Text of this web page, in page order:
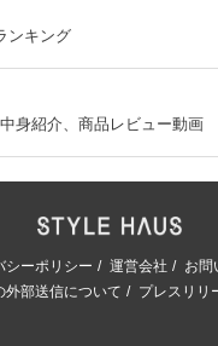
ランキング
身紹介、商品レビュー動画
シーポリシー 運営会社 お問
外部送信について
プレスリリ